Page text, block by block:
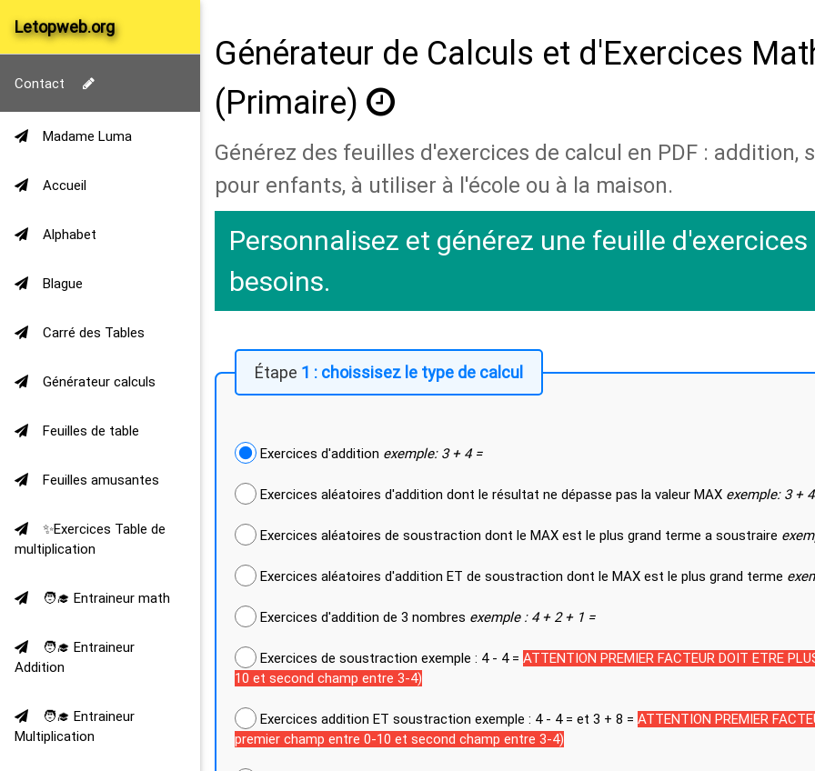
Letopweb.org
Contact
Madame Luma
Accueil
Alphabet
Blague
Carré des Tables
Générateur calculs
Feuilles de table
Feuilles amusantes
✨Exercices Table de
multiplication
🧑‍🎓 Entraineur math
🧑‍🎓 Entraineur
Addition
🧑‍🎓 Entraineur
Multiplication
Générateur de Calculs et d'Exercices
(Primaire)
Générez des feuilles d'exercices de calcul en PDF :
pour enfants, à utiliser à l'école ou à la maison.
Personnalisez et générez une feuille
besoins.
1 : choissisez le type de calcul
Exercices d'addition exemple: 3 + 4 =
Exercices aléatoires d'addition dont le résultat ne dépasse pas la valeur MAX exemple: 3 +
Exercices aléatoires de soustraction dont le MAX est le plus grand terme a soustraire
Exercices aléatoires d'addition ET de soustraction dont le MAX est le plus grand terme
Exercices d'addition de 3 nombres exemple : 4 + 2 + 1 =
Exercices de soustraction exemple : 4 - 4 = ATTENTION PREMIER FACTEUR DOIT ETRE
10 et second champ entre 3-4)
Exercices addition ET soustraction exemple : 4 - 4 = et 3 + 8 = ATTENTION PREMIER
premier champ entre 0-10 et second champ entre 3-4)